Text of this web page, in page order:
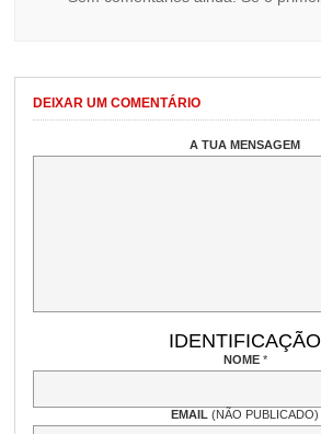
DEIXAR UM COMENTÁRIO
A TUA MENSAGEM
IDENTIFICAÇÃO
NOME *
EMAIL(NÃO PUBLICADO)